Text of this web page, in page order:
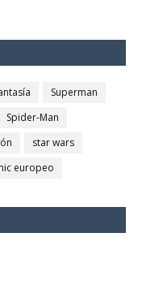
Superman
Spider-Man
star wars
europeo